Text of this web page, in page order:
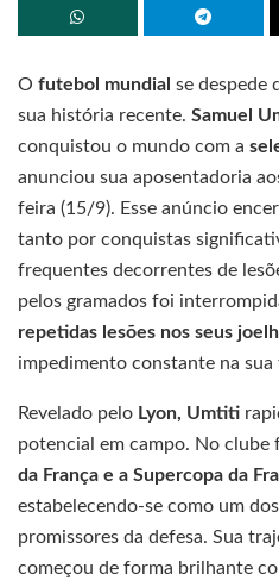
O futebol mundial se despede
sua história recente. Samuel
conquistou o mundo com a
anunciou sua aposentadoria
feira (15/9). Esse anúncio
tanto por conquistas
frequentes decorrentes de
pelos gramados foi
repetidas lesões nos seus
impedimento constante na
Revelado pelo Lyon, Umtiti
potencial em campo. No clube
da França e a Supercopa da
estabelecendo-se como um
promissores da defesa. Sua
começou de forma brilhante